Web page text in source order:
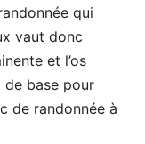
qui
vaut donc
et l’os
de base pour
de randonnée à